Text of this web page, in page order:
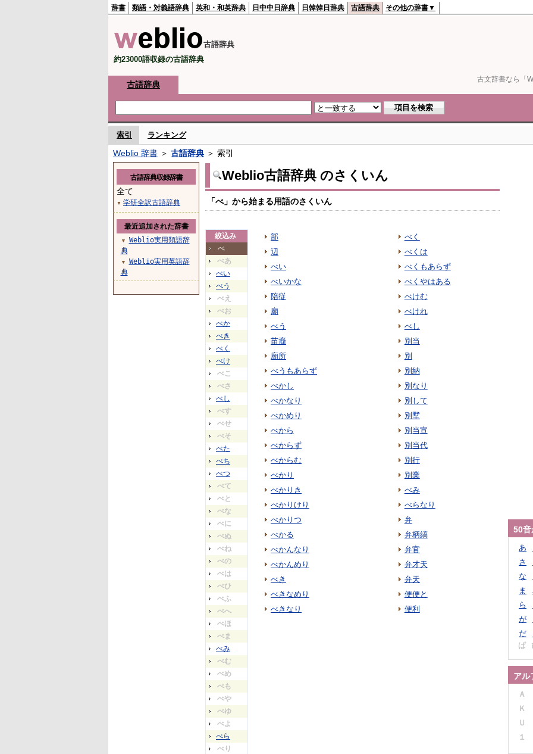
古文辞書なら「
辞書 類語・対義語辞典 英和・和英辞典 日中中日辞典 日韓韓日辞典 古語辞典 その他の辞書▼
古語辞典
約23000語収録の古語辞典
古語辞典
索引 ランキング
Weblio 辞書 ＞ 古語辞典 ＞ 索引
Weblio古語辞典 のさくいん
「べ」から始まる用語のさくいん
絞込み
べ
べあ
べい
べう
べえ
べお
べか
べき
べく
べけ
べこ
べさ
べし
べす
べせ
べそ
べた
べち
べつ
べて
べと
べな
べに
べぬ
べね
べの
べは
べひ
べふ
べへ
べほ
べま
べみ
べむ
べめ
べも
べや
べゆ
べよ
べら
べり
部
辺
べい
べいかな
陪従
廟
べう
苗裔
廟所
べうもあらず
べかし
べかなり
べかめり
べから
べからず
べからむ
べかり
べかりき
べかりけり
べかりつ
べかる
べかんなり
べかんめり
べき
べきなめり
べきなり
べく
べくは
べくもあらず
べくやはある
べけむ
べけれ
べし
別当
別
別納
別なり
別して
別墅
別当宣
別当代
別行
別業
べみ
べらなり
弁
弁柄縞
弁官
弁才天
弁天
便便と
便利
古語辞典収録辞書
全て
▼ 学研全訳古語辞典
最近追加された辞書
▼
Weblio実用類語辞
典
▼
Weblio実用英語辞
典
50音
あ
さ
な
ま
ら
が
だ
ぱ
アル
Ａ
Ｋ
Ｕ
１